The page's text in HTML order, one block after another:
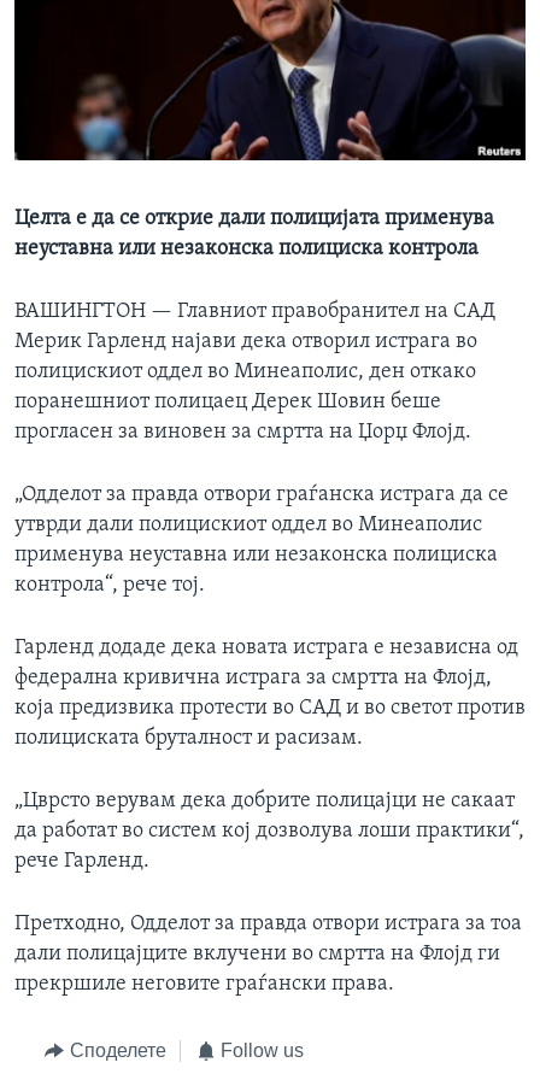
Целта е да се открие дали полицијата применува
неуставна или незаконска полициска контрола
ВАШИНГТОН — Главниот правобранител на САД
Мерик Гарленд најави дека отворил истрага во
полицискиот оддел во Минеаполис, ден откако
поранешниот полицаец Дерек Шовин беше
прогласен за виновен за смртта на Џорџ Флојд.
„Одделот за правда отвори граѓанска истрага да се
утврди дали полицискиот оддел во Минеаполис
применува неуставна или незаконска полициска
контрола“, рече тој.
Гарленд додаде дека новата истрага е независна од
федерална кривична истрага за смртта на Флојд,
која предизвика протести во САД и во светот против
полициската бруталност и расизам.
„Цврсто верувам дека добрите полицајци не сакаат
да работат во систем кој дозволува лоши практики“,
рече Гарленд.
Претходно, Одделот за правда отвори истрага за тоа
дали полицајците вклучени во смртта на Флојд ги
прекршиле неговите граѓански права.
Споделете Follow us